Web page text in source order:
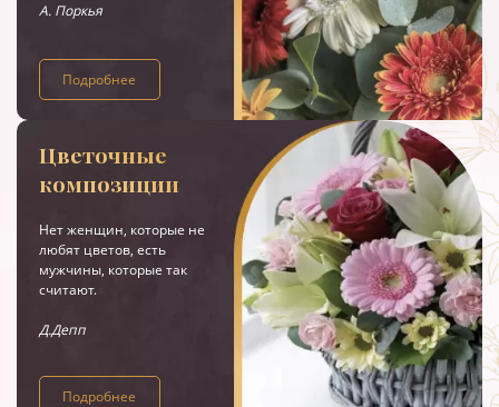
А. Поркья
Подробнее
Цветочные
композиции
Нет женщин, которые не
любят цветов, есть
мужчины, которые так
считают.
Д.Депп
Подробнее